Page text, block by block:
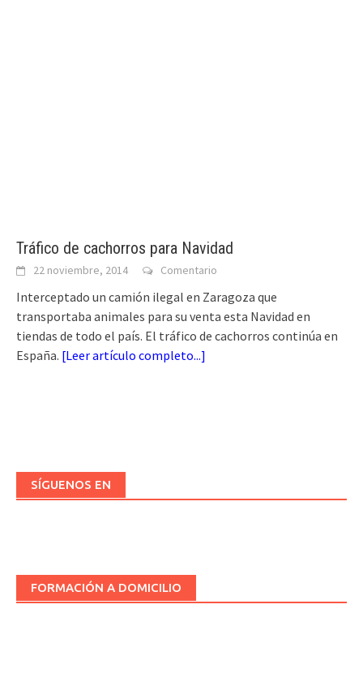
Tráfico de cachorros para Navidad
22 noviembre, 2014 Comentario
Interceptado un camión ilegal en Zaragoza que
transportaba animales para su venta esta Navidad en
tiendas de todo el país. El tráfico de cachorros continúa en
España. [Leer artículo completo...]
SÍGUENOS EN
FORMACIÓN A DOMICILIO